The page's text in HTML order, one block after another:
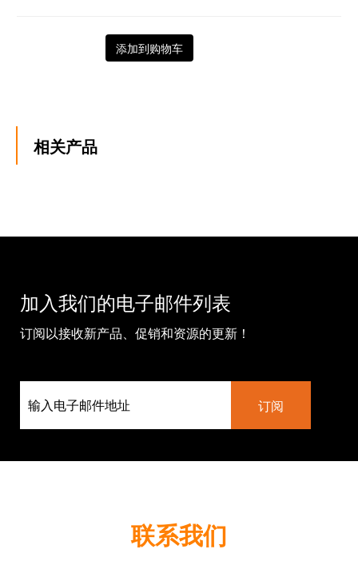
添加到购物车
相关产品
加入我们的电子邮件列表
订阅以接收新产品、促销和资源的更新！
联系我们